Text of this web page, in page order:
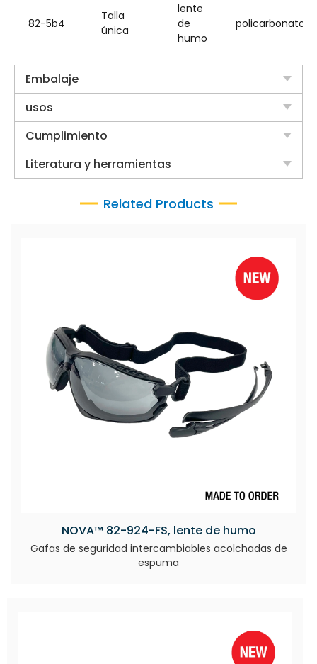
82-5b4
Talla
única
lente
de
humo
policarbonato
Embalaje
usos
Cumplimiento
Literatura y herramientas
Related Products
NOVA™ 82-924-FS, lente de humo
Gafas de seguridad intercambiables acolchadas de
espuma